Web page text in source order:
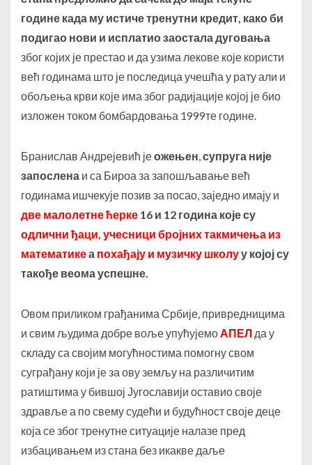
године када му истиче тренутни кредит, како би
подигао нови и исплатио заостала дуговања
због којих је престао и да узима лекове које користи
већ годинама што је последица учешћа у рату али и
обољења крви које има због радијације којој је био
изложен током бомбардовања 1999те године.
Бранислав Андрејевић јеожењен,супруга није
запослена и са Бироа за запошљавање већ
годинама ишчекује позив за посао, заједно имају и
две малолетне ћерке 16 и 12 година које су
одлични ђаци, учесници бројних такмичења из
математикеа похађају и музичку школуу којој су
такође веома успешне.
Овом приликом грађанима Србије, привредницима
и свим људима добре воље упућујемоАПЕЛ да у
складу са својим могућностима помогну свом
суграђану који је за ову земљу на различитим
ратиштима у бившој Југославији оставио своје
здравље а по свему судећи и будућност своје деце
која се због тренутне ситуације налазе пред
избацивањем из стана без икакве даље